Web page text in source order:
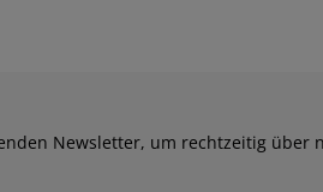
Newsletter, um rechtzeitig über